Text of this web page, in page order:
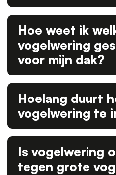
Hoe weet ik
vogelwering
voor mijn dak?
Hoelang duurt
vogelwering te
Is vogelwering
tegen grote